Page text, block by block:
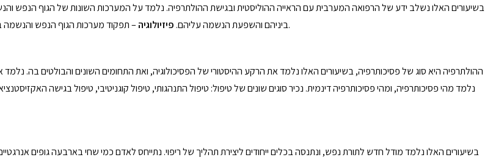
בשיעורים האלו נשלב ידע של הרפואה המערבית עם הראייה ההוליסטית ובגישת ההולתרפיה. נלמד על המערכות השונות של הגוף הנפש
ביניהם והשפעת הנשמה עליהם. פיזיולוגיה – תפקוד מערכות הגוף הנפש והנשמה – סוגי פתולוגיות/מחלות, ותפקוד הגוף הנפש והנשמה במצבים של חולי.
ההולתרפיה היא סוג של פסיכותרפיה, בשיעורים האלו נלמד את הרקע ההיסטורי של הפסיכולוגיה, ואת התחומים השונים והבולטים בה.
נלמד מהי פסיכותרפיה, ומהי פסיכותרפיה דינמית. נכיר סוגים שונים של טיפול: טיפול התנהגותי, טיפול קוגניטיבי, טיפול בגישה
בשיעורים האלו נלמד מודל חדש לתורת נפש, ונתנסה בכלים ייחודים ליצירת תהליך של ריפוי. נתייחס לאדם כמי שחי בארבעה גופים